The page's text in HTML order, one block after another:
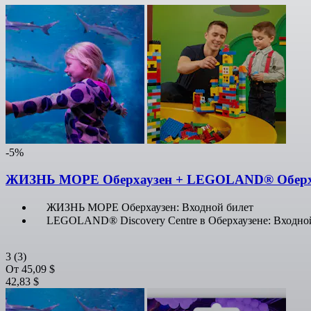
-5%
ЖИЗНЬ МОРЕ Оберхаузен + LEGOLAND®
ЖИЗНЬ МОРЕ Оберхаузен: Входной билет
LEGOLAND® Discovery Centre в Оберхаузене:
3 (3)
От 45,09 $
42,83 $